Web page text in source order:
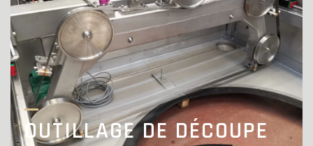
OUTILLAGE DE DÉCOUPE